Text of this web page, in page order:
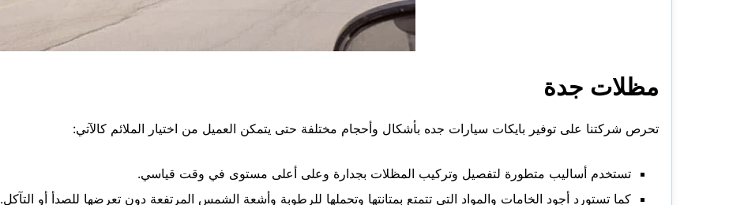
مظلات جدة
تحرص شركتنا على توفير بايكات سيارات جده بأشكال وأحجام مختلفة حتى يتمكن العميل من اختيار الملائم كالآتي:
تستخدم أساليب متطورة لتفصيل وتركيب المظلات بجدارة وعلى أعلى مستوى في وقت قياسي.
كما تستورد أجود الخامات والمواد التي تتمتع بمتانتها وتحملها للرطوبة وأشعة الشمس المرتفعة دون تعرضها للصدأ أو التآكل.